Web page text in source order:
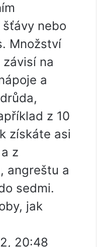
nebo
Množství
na
a
z 10
získáte asi
z
angreštu a
sedmi.
jak
20:48